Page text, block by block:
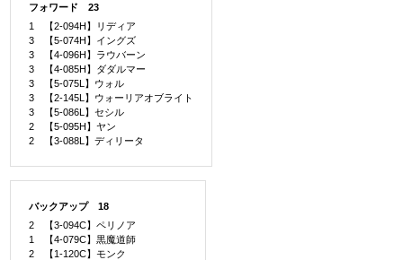
フォワード 23
1 【2-094H】リディア
3 【5-074H】イングズ
3 【4-096H】ラウバーン
3 【4-085H】ダダルマー
3 【5-075L】ウォル
3 【2-145L】ウォーリアオブライト
3 【5-086L】セシル
2 【5-095H】ヤン
2 【3-088L】ディリータ
バックアップ 18
2 【3-094C】ペリノア
1 【4-079C】黒魔道師
2 【1-120C】モンク